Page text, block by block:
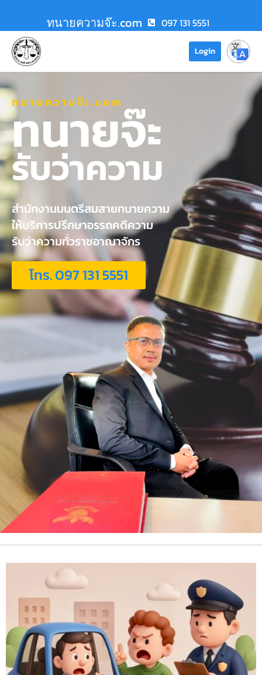
ทนายความจ๊ะ.com 097 131 5551
Login
ทนายความจ๊ะ.com
ทนายจ๊ะ
รับว่าความ
สำนักงานมนตรีสมสายทนายความ
ให้บริการปรึกษาอรรถคดีความ
รับว่าความทั่วราชอาณาจักร
โทร. 097 131 5551